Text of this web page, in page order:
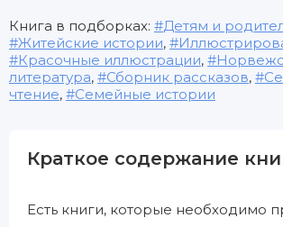
Книга в подборках: Детям и
Житейские истории,
Красочные иллюстрации,
литература, Сборник рассказов,
чтение, Семейные истории
Краткое содержание
Есть книги, которые необходимо